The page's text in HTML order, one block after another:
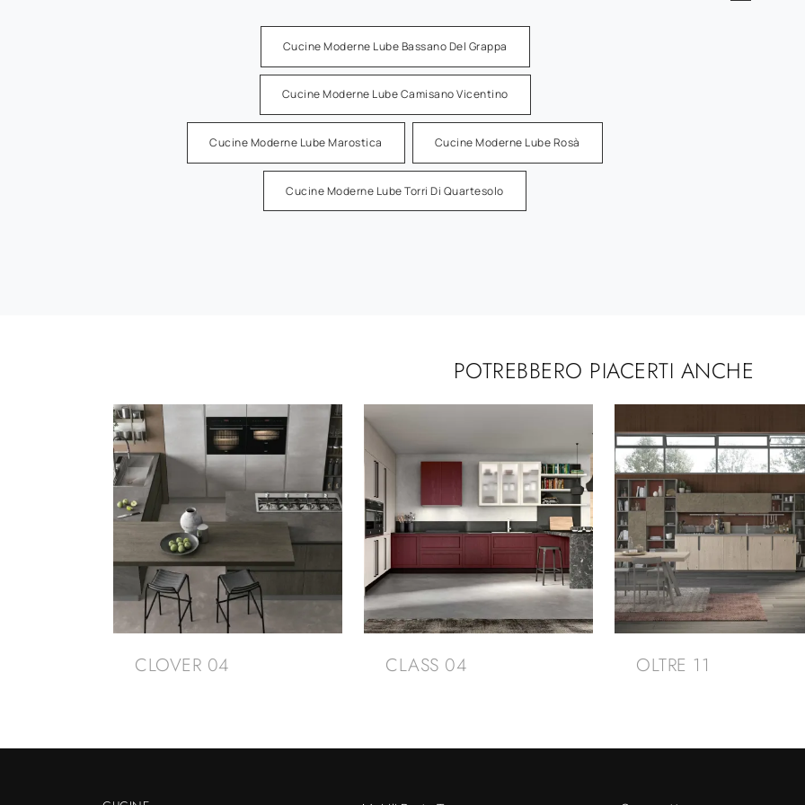
Cucine Moderne Lube Bassano Del Grappa
Cucine Moderne Lube Camisano Vicentino
Cucine Moderne Lube Marostica Cucine Moderne Lube Rosà
Cucine Moderne Lube Torri Di Quartesolo
POTREBBERO PIACERTI ANCHE
CLOVER 04 CLASS 04 OLTRE 11